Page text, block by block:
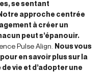
se sentant
approche centrée
à créer un
peut s’épanouir.
Pulse Align. Nous vous
en savoir plus sur la
vie et d’adopter une